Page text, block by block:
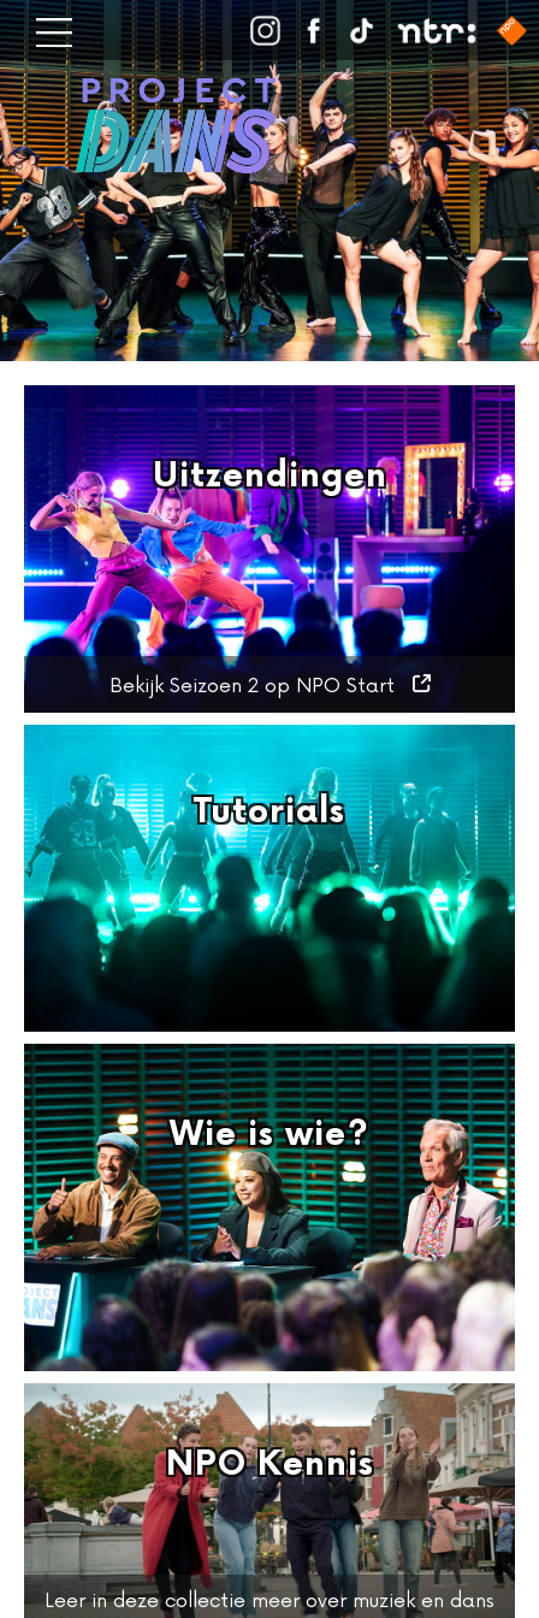
Uitzendingen
Bekijk Seizoen 2 op NPO Start
Tutorials
Wie is wie?
NPO Kennis
Leer in deze collectie meer over muziek en dans